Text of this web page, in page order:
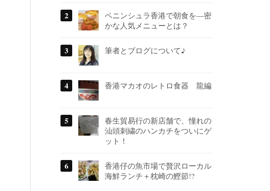
ペニンシュラ香港で朝食を―密
かな人気メニューとは？
筆者とブログについて♪
香港マカオのレトロ食器 龍編
春生貿易行の新店舗で、憧れの
汕頭刺繍のハンカチをついにゲ
ット！
香港仔の魚市場で贅沢ローカル
海鮮ランチ＋枕崎の鰹節!?